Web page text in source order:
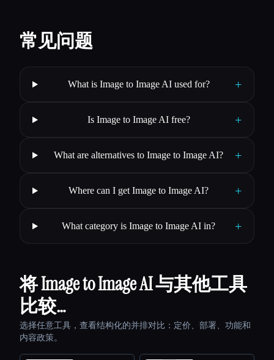
常见问题
What is Image to Image AI used for? +
Is Image to Image AI free? +
What are alternatives to Image to Image AI? +
Where can I get Image to Image AI? +
What category is Image to Image AI in? +
将 Image to Image AI 与其他工具
比较…
选择任意工具，查看结构化的并排对比：定价、部署、功能和
内容政策。